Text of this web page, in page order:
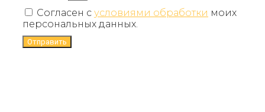
Согласен с условиями обработки моих
персональных данных.
Отправить